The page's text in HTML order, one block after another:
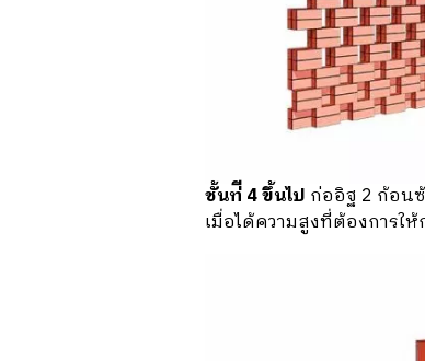
ชั้นท่ี 4 ขึ้นไป ก่ออิฐ 2 ก้อน
เมื่อได้ความสูงที่ต้องการ